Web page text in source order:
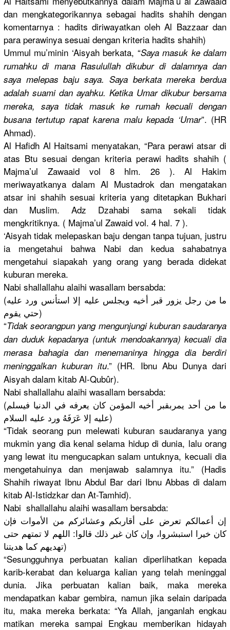
dan mengkategorikannya sebagai hadits shahih dengan
komentarnya : hadits diriwayatkan oleh Al Bazzaar dan
para perawinya sesuai dengan kriteria hadits shahih)
Ummul mu’minin ‘Aisyah berkata, “Saya masuk ke dalam
rumahku di mana Rasulullahdikubur di dalamnya dan
saya melepas baju saya. Saya berkata mereka berdua
adalah suami dan ayahku. Ketika Umar dikubur bersama
mereka, saya tidak masuk ke rumah kecuali dengan
busana tertutup rapat karena malu kepada ‘Umar”. (HR
Ahmad).
Al Hafidh Al Haitsami menyatakan, “Para perawi atsar di
atas Btu sesuai dengan kriteria perawi hadits shahih (
Majma’ul Zawaaid vol 8 hlm. 26 ). Al Hakim
meriwayatkanya dalam Al Mustadrok dan mengatakan
atsar ini shahih sesuai kriteria yang ditetapkanBukhari
dan Muslim. Adz Dzahabi sama sekali tidak
mengkritiknya. ( Majma’ul Zawaid vol. 4 hal. 7 ).
‘Aisyah tidak melepaskan baju dengan tanpa tujuan, justru
ia mengetahui bahwa Nabi dan kedua sahabatnya
mengetahui siapakah yang orang yang berada didekat
kuburan mereka.
Nabi shallallahu alaihi wasallam bersabda:
(ما من رجل يزور قبر أخيه ويجلس عليه إلا استأنس ورد عليه
حتي يقوم)
“Tidak seorangpun yang mengunjungi kuburan saudaranya
dan duduk kepadanya (untuk mendoakannya) kecuali dia
merasa bahagia dan menemaninya hingga dia berdiri
meninggalkan kuburan itu.” (HR. Ibnu Abu Dunya dari
Aisyah dalam kitab Al-Qubûr).
Nabi shallallahu alaihi wasallam bersabda:
(ما من أحد يمربقبر أخيه المؤمن كان يعرفه في الدنيا فيسلم
عليه إلا عَرَفَهُ ورد عليه السلام)
“Tidak seorang pun melewati kuburan saudaranyayang
mukmin yang dia kenal selama hidup di dunia, lalu orang
yang lewat itu mengucapkan salam untuknya, kecuali dia
mengetahuinya dan menjawab salamnya itu.” (Hadis
Shahih riwayat Ibnu Abdul Bar dari Ibnu Abbas di dalam
kitab Al-Istidzkar dan At-Tamhid).
Nabi shallallahu alaihi wasallam bersabda:
إن أعمالكم تعرض على أقاربكم وعشائركم من الأموات فإن
كان خيرا استبشروا، وإن كان غير ذلك قالوا: اللهم لا تمتهم حتى
تهديهم كما هديتنا)
“Sesungguhnya perbuatan kalian diperlihatkan kepada
karib-kerabat dan keluarga kalian yang telah meninggal
dunia. Jika perbuatan kalian baik, maka mereka
mendapatkan kabar gembira, namun jika selain daripada
itu, maka mereka berkata: “Ya Allah, janganlah engkau
matikan mereka sampai Engkau memberikan hidayah